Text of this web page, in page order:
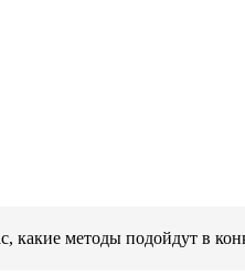
какие методы подойдут в